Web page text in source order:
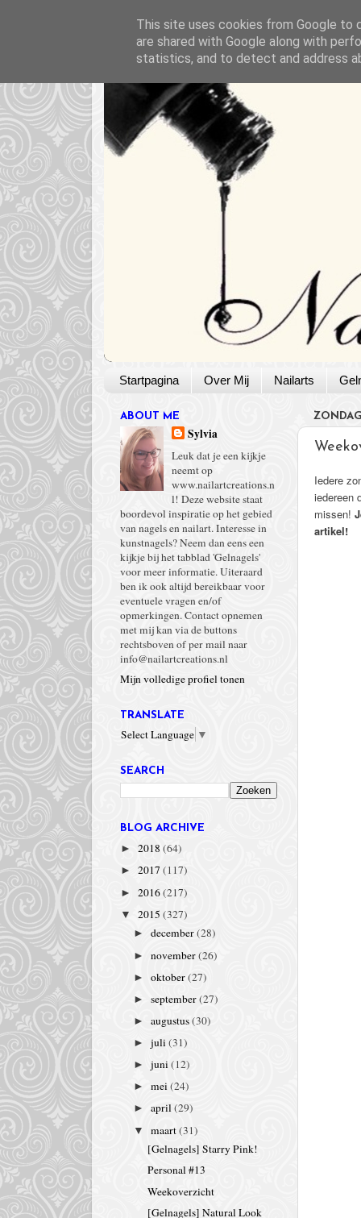
Startpagina Over Mij Nailarts
Iedere
iedereen
missen!
artikel!
ABOUT ME
Sylvia
Leuk dat je een kijkje
neemt op
www.nailartcreations.n
l! Deze website staat
boordevol inspiratie op het gebied
van nagels en nailart. Interesse in
kunstnagels? Neem dan eens een
kijkje bij het tabblad 'Gelnagels'
voor meer informatie. Uiteraard
ben ik ook altijd bereikbaar voor
eventuele vragen en/of
opmerkingen. Contact opnemen
met mij kan via de buttons
rechtsboven of per mail naar
info@nailartcreations.nl
Mijn volledige profiel tonen
TRANSLATE
Select Language ▼
SEARCH
BLOG ARCHIVE
► 2018 (64)
► 2017 (117)
► 2016(217)
▼ 2015 (327)
►december(28)
►november(26)
►oktober(27)
►september(27)
►augustus(30)
►juli(31)
►juni(12)
►mei(24)
►april(29)
▼maart(31)
[Gelnagels] Starry Pink!
Personal #13
Weekoverzicht
[Gelnagels] Natural Look
This site uses cookies from Google to
are shared with Google along with
statistics, and to detect and address